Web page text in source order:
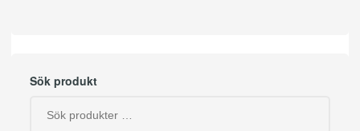
Sök produkt